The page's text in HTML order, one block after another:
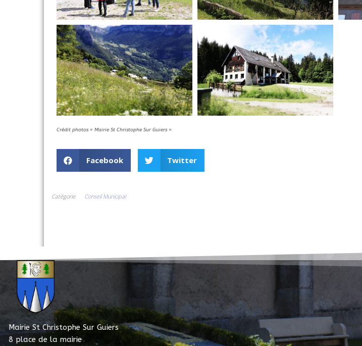
Crédit photos « Mairie St Christophe Sur Guiers »
Facebook Twitter
Catégorie Conseil Municipal
Mairie St Christophe Sur Guiers
8 place de la mairie